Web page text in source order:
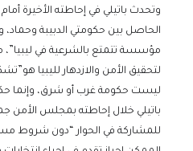
وتحدث باتيلي في إحاطته الأخيرة
الحاصل بين حكومتي الدبيبة وحماد،
مؤسسة تتمتع بالشرعية في ليبيا”،
لتحقيق الأمن والازدهار لليبيا
ليست حكومة غرب أو شرق، وإنما
باتيلي خلال إحاطته بمجلس الأمن
للمشاركة في الحوار “دون شروط